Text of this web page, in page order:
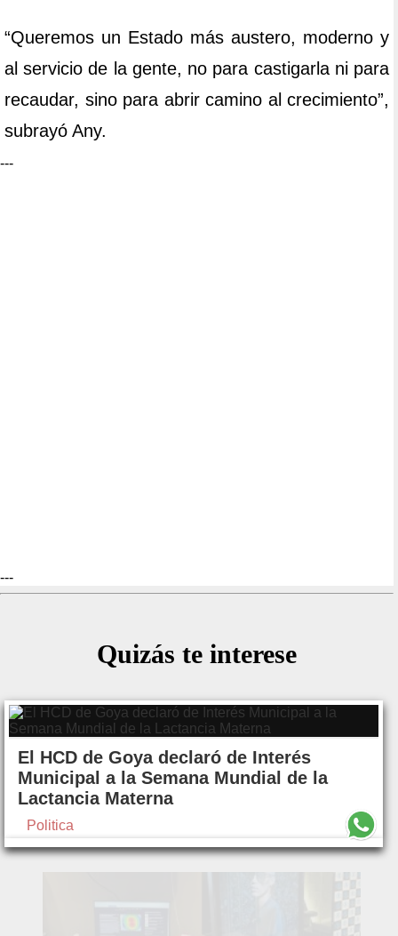
“Queremos un Estado más austero, moderno y
al servicio de la gente, no para castigarla ni para
recaudar, sino para abrir camino al crecimiento”,
subrayó Any.
---
---
Quizás te interese
El HCD de Goya declaró de Interés
Municipal a la Semana Mundial de la
Lactancia Materna
Politica